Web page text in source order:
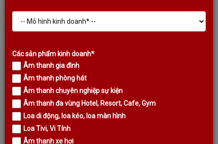
LOA KODA DS15 (2022) SUB ĐIỆN
BASS 40, CÔNG SUẤT 850W, BASS
MỀM, CĂNG VÀ SÂU
Các sản phẩm kinh doanh*
Âm thanh gia đình
Âm thanh phòng hát
Âm thanh chuyên nghiệp sự kiện
Âm thanh đa vùng Hotel, Resort, Cafe, Gym
Loa di động, loa kéo, loa màn hình
Loa Tivi, Vi Tính
Âm thanh xe hơi